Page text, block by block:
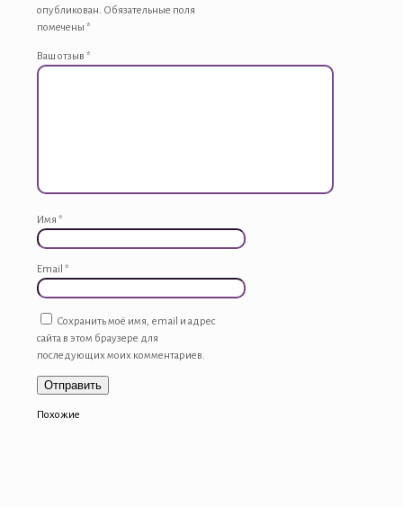
опубликован. Обязательные поля
помечены *
Ваш отзыв *
Имя *
Email *
Сохранить моё имя, email и адрес
сайта в этом браузере для
последующих моих комментариев.
Похожие